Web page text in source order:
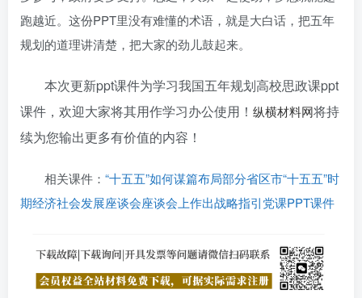
跑越近。这份PPT里没有难懂的术语，就是大白话，把五年
规划的道理讲清楚，把大家的劲儿鼓起来。
本次更新ppt课件为学习我国五年规划高校思政课ppt
课件 ，欢迎大家将其用作学习办公使用！ 纵横材料网将持
续为您输出更多有价值的内容！
相关课件： “十五五”如何谋篇布局部分省区市“十五五”时
期经济社会发展座谈会座谈会上作出战略指引党课PPT课件